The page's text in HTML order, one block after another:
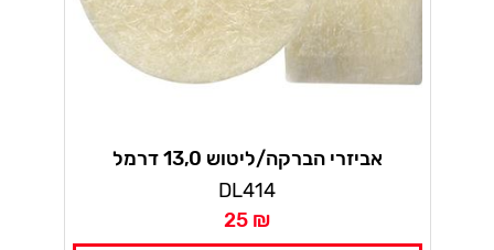
אביזרי הברקה/ליטוש 13,0 דרמל
DL414
25 ₪